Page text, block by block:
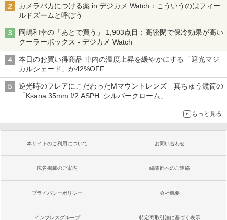
カメラバカにつける薬 in デジカメ Watch：こういうのはフィー
ルドズームと呼ぼう
岡嶋和幸の「あとで買う」 1,903点目：高密閉で保冷効果が高い
クーラーボックス - デジカメ Watch
本日のお買い得商品 車内の温度上昇を緩やかにする「遮光マジ
カルシェード」が42%OFF
逆光時のフレアにこだわったMマウントレンズ 真ちゅう鏡筒の
「Ksana 35mm f/2 ASPH. シルバークローム」
もっと見る
本サイトのご利用について お問い合わせ
広告掲載のご案内 編集部へのご連絡
プライバシーポリシー 会社概要
インプレスグループ 特定商取引法に基づく表示